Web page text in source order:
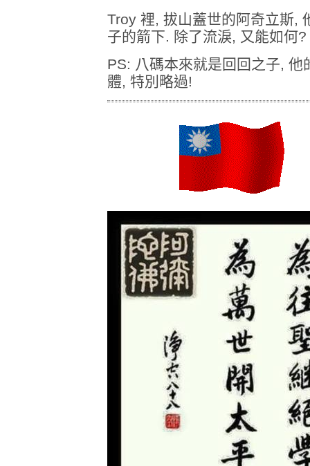
Troy 裡, 拔山蓋世的阿奇立斯,
子的箭下. 除了流淚, 又能如何?
PS: 八碼本來就是回回之子,
體, 特別略過!